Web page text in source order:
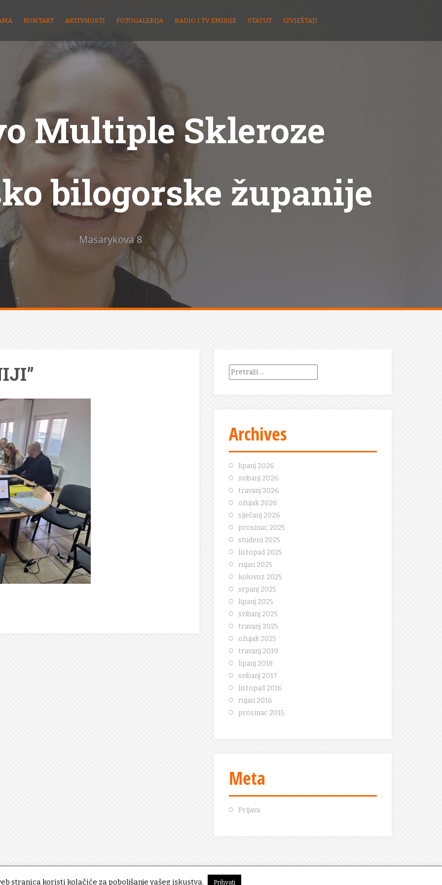
KONTAKT AKTIVNOSTI FOTOGALERIJA RADIO I TV EMISIJE STATUT IZVJEŠTAJI
Multiple Skleroze
bilogorske županije
Masarykova 8
Pretraži:
Archives
lipanj 2026
svibanj 2026
travanj 2026
ožujak 2026
siječanj 2026
prosinac 2025
studeni 2025
listopad 2025
rujan 2025
kolovoz 2025
srpanj 2025
lipanj 2025
svibanj 2025
travanj 2025
ožujak 2025
travanj 2019
lipanj 2018
svibanj 2017
listopad 2016
rujan 2016
prosinac 2015
Meta
Prijava
stranica koristi kolačiće za poboljšanje vašeg iskustva. Prihvati